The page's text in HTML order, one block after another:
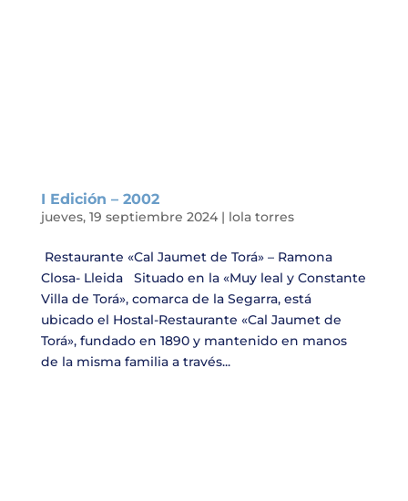
I Edición – 2002
jueves, 19 septiembre 2024| lola torres
Restaurante «Cal Jaumet de Torá» – Ramona
Closa- Lleida Situado en la «Muy leal y Constante
Villa de Torá», comarca de la Segarra, está
ubicado el Hostal-Restaurante «Cal Jaumet de
Torá», fundado en 1890 y mantenido en manos
de la misma familia a través...